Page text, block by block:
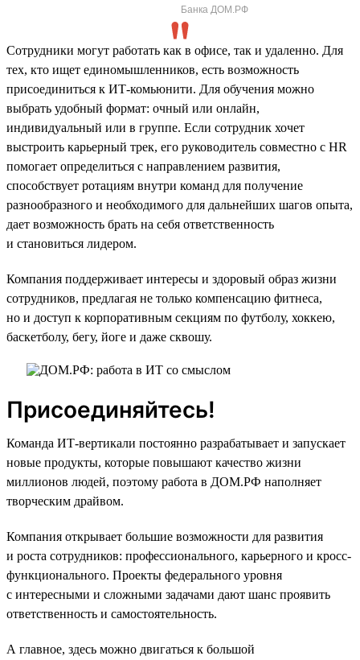
Банка ДОМ.РФ
Сотрудники могут работать как в офисе, так и удаленно. Для
тех, кто ищет единомышленников, есть возможность
присоединиться к ИТ-комьюнити. Для обучения можно
выбрать удобный формат: очный или онлайн,
индивидуальный или в группе. Если сотрудник хочет
выстроить карьерный трек, его руководитель совместно с HR
помогает определиться с направлением развития,
способствует ротациям внутри команд для получение
разнообразного и необходимого для дальнейших шагов опыта,
дает возможность брать на себя ответственность
и становиться лидером.
Компания поддерживает интересы и здоровый образ жизни
сотрудников, предлагая не только компенсацию фитнеса,
но и доступ к корпоративным секциям по футболу, хоккею,
баскетболу, бегу, йоге и даже сквошу.
Присоединяйтесь!
Команда ИТ-вертикали постоянно разрабатывает и запускает
новые продукты, которые повышают качество жизни
миллионов людей, поэтому работа в ДОМ.РФ наполняет
творческим драйвом.
Компания открывает большие возможности для развития
и роста сотрудников: профессионального, карьерного и кросс-
функционального. Проекты федерального уровня
с интересными и сложными задачами дают шанс проявить
ответственность и самостоятельность.
А главное, здесь можно двигаться к большой